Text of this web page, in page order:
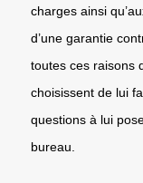
charges ainsi
d’une garantie
toutes ces raisons
choisissent de lui
questions à lui
bureau.